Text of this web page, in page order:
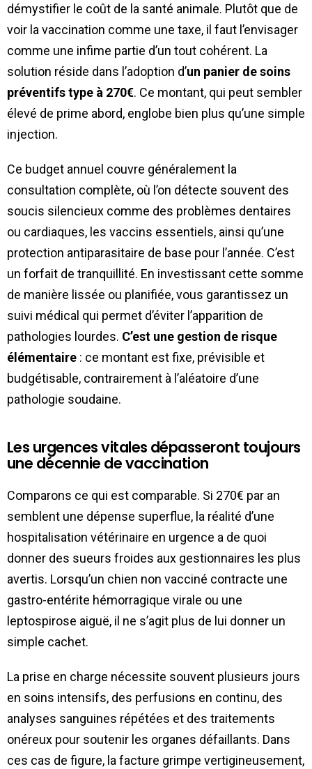
démystifier le coût de la santé animale. Plutôt que de
voir la vaccination comme une taxe, il faut l’envisager
comme une infime partie d’un tout cohérent. La
solution réside dans l’adoption d’un panier de soins
préventifs type à 270€. Ce montant, qui peut sembler
élevé de prime abord, englobe bien plus qu’une simple
injection.
Ce budget annuel couvre généralement la
consultation complète, où l’on détecte souvent des
soucis silencieux comme des problèmes dentaires
ou cardiaques, les vaccins essentiels, ainsi qu’une
protection antiparasitaire de base pour l’année. C’est
un forfait de tranquillité. En investissant cette somme
de manière lissée ou planifiée, vous garantissez un
suivi médical qui permet d’éviter l’apparition de
pathologies lourdes. C’est une gestion de risque
élémentaire : ce montant est fixe, prévisible et
budgétisable, contrairement à l’aléatoire d’une
pathologie soudaine.
Les urgences vitales dépasseront toujours
une décennie de vaccination
Comparons ce qui est comparable. Si 270€ par an
semblent une dépense superflue, la réalité d’une
hospitalisation vétérinaire en urgence a de quoi
donner des sueurs froides aux gestionnaires les plus
avertis. Lorsqu’un chien non vacciné contracte une
gastro-entérite hémorragique virale ou une
leptospirose aiguë, il ne s’agit plus de lui donner un
simple cachet.
La prise en charge nécessite souvent plusieurs jours
en soins intensifs, des perfusions en continu, des
analyses sanguines répétées et des traitements
onéreux pour soutenir les organes défaillants. Dans
ces cas de figure, la facture grimpe vertigineusement,